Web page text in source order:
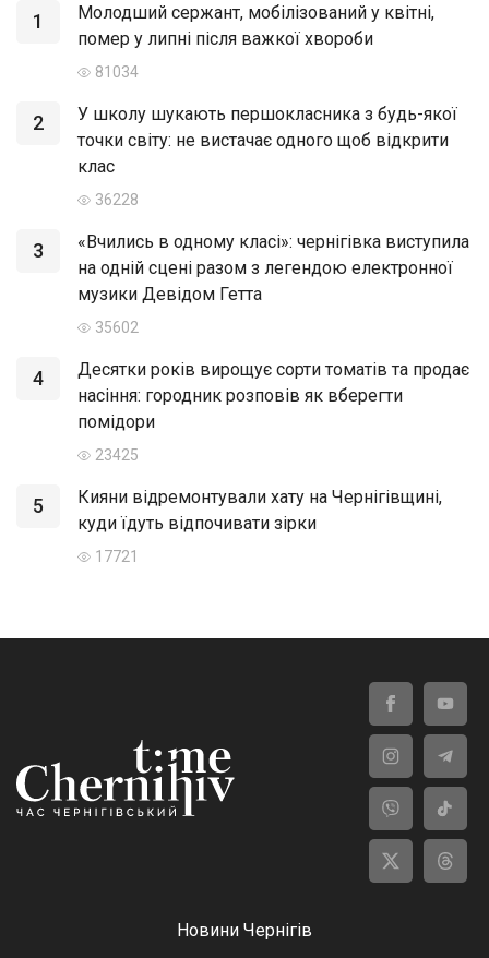
1
Молодший сержант, мобілізований у квітні,
помер у липні після важкої хвороби
81034
2
У школу шукають першокласника з будь-якої
точки світу: не вистачає одного щоб відкрити
клас
36228
3
«Вчились в одному класі»: чернігівка виступила
на одній сцені разом з легендою електронної
музики Девідом Гетта
35602
4
Десятки років вирощує сорти томатів та продає
насіння: городник розповів як вберегти
помідори
23425
5
Кияни відремонтували хату на Чернігівщині,
куди їдуть відпочивати зірки
17721
Новини Чернігів